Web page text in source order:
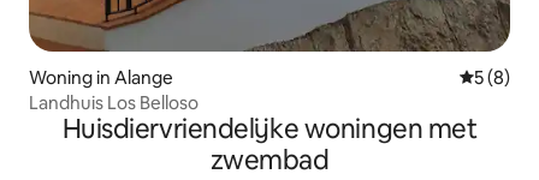
Woning in Alange
5 (8)
Landhuis Los Belloso
Huisdiervriendelijke woningen met
zwembad